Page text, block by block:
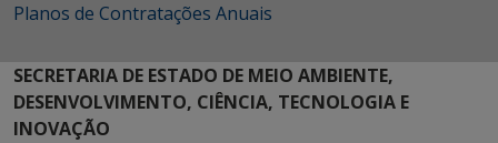
Planos de Contratações Anuais
SECRETARIA DE ESTADO DE MEIO AMBIENTE,
DESENVOLVIMENTO, CIÊNCIA, TECNOLOGIA E
INOVAÇÃO